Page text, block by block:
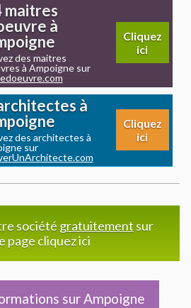
maitres
à
des maitres
à Ampoigne sur
Cliquez
ici
à
des architectes à
sur
Cliquez
ici
société gratuitement sur
page cliquez ici
sur Ampoigne